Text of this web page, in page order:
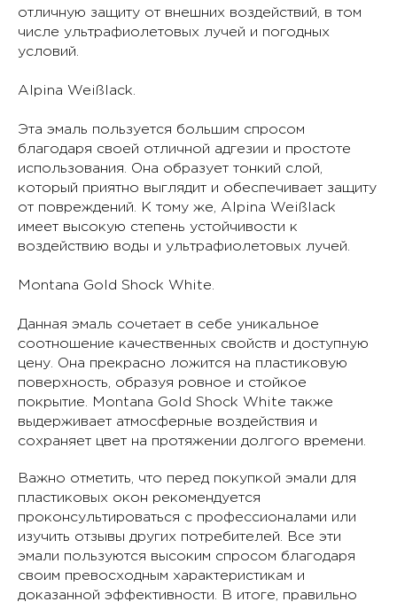
отличную защиту от внешних воздействий, в том
числе ультрафиолетовых лучей и погодных
условий.
Alpina Weißlack.
Эта эмаль пользуется большим спросом
благодаря своей отличной адгезии и простоте
использования. Она образует тонкий слой,
который приятно выглядит и обеспечивает защиту
от повреждений. К тому же, Alpina Weißlack
имеет высокую степень устойчивости к
воздействию воды и ультрафиолетовых лучей.
Montana Gold Shock White.
Данная эмаль сочетает в себе уникальное
соотношение качественных свойств и доступную
цену. Она прекрасно ложится на пластиковую
поверхность, образуя ровное и стойкое
покрытие. Montana Gold Shock White также
выдерживает атмосферные воздействия и
сохраняет цвет на протяжении долгого времени.
Важно отметить, что перед покупкой эмали для
пластиковых окон рекомендуется
проконсультироваться с профессионалами или
изучить отзывы других потребителей. Все эти
эмали пользуются высоким спросом благодаря
своим превосходным характеристикам и
доказанной эффективности. В итоге, правильно